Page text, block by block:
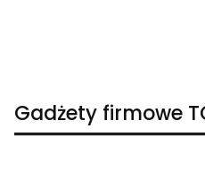
Gadżety firmowe